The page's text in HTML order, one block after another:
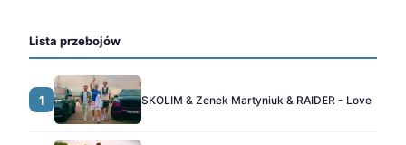
Lista przebojów
1 SKOLIM & Zenek Martyniuk & RAIDER - Love